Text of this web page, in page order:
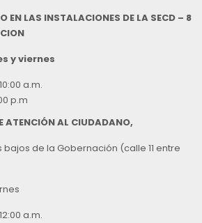
EN LAS INSTALACIONES DE LA SECD – 8
y viernes
a.m.
p.m
ATENCIÓN AL CIUDADANO,
de la Gobernación (calle 11 entre
a.m.